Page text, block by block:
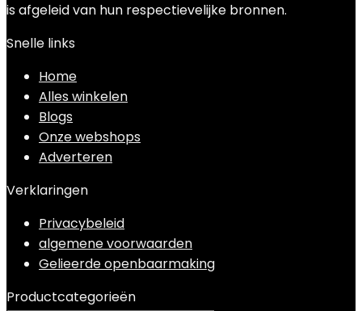
is afgeleid van hun respectievelijke bronnen.
Snelle links
Home
Alles winkelen
Blogs
Onze webshops
Adverteren
Verklaringen
Privacybeleid
algemene voorwaarden
Gelieerde openbaarmaking
Productcategorieën